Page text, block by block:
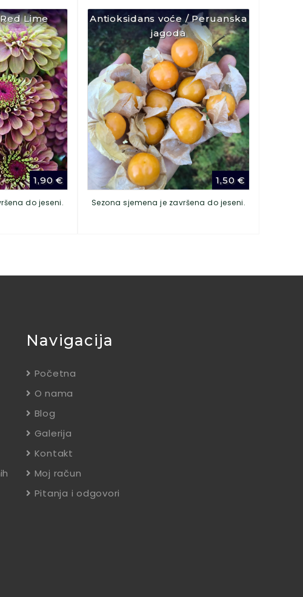
Lime
1,90€
do jeseni.
Antioksidans voće / Peruanska
jagoda
1,50€
Sezona sjemena je završena do jeseni.
Navigacija
Početna
O nama
Blog
Galerija
Kontakt
Moj račun
Pitanja i odgovori